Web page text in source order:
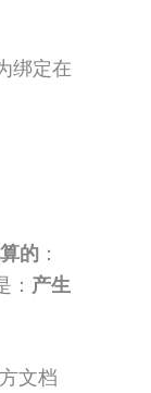
绑定在
的 ：
产生
文档